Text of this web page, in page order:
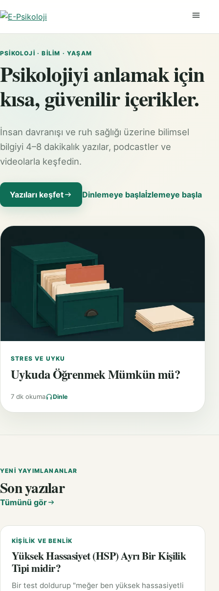
PSIKOLOJI · BILIM · YAŞAM
Psikolojiyi anlamak için
kısa, güvenilir içerikler.
İnsan davranışı ve ruh sağlığı üzerine bilimsel
bilgiyi 4–8 dakikalık yazılar, podcastler ve
videolarla keşfedin.
Yazıları keşfet Dinlemeye başlaİzlemeye başla
STRES VE UYKU
Uykuda Öğrenmek Mümkün mü?
7 dk okuma Dinle
YENI YAYIMLANANLAR
Son yazılar
Tümünü gör
KIŞILIK VE BENLIK
Yüksek Hassasiyet (HSP) Ayrı Bir Kişilik
Tipi midir?
Bir test doldurup "meğer ben yüksek hassasiyetli